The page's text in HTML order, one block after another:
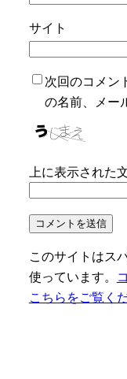
サイト
次回のコメン
の名前、メー
上に表示された
このサイトはス
使っています。
こちらをご覧く